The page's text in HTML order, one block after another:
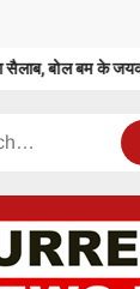
बोल बम के